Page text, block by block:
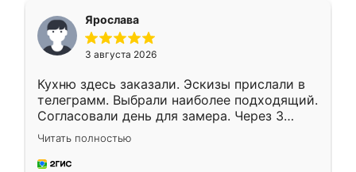
Ярослава
3 августа 2026
Кухню здесь заказали. Эскизы прислали в
телеграмм. Выбрали наиболее подходящий.
Согласовали день для замера. Через 3
недели кухня была уже готова. Остались
довольны работой. Спасибо Ренессанс
мебель за качественную работу!
Читать полностью